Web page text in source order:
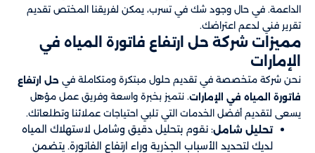
الداعمة. في حال وجود شك في تسرب، يمكن لفريقنا المختص تقديم
تقرير فني لدعم اعتراضك.
مميزات شركة حل ارتفاع فاتورة المياه في
الإمارات
نحن شركة متخصصة في تقديم حلول مبتكرة ومتكاملة في حل ارتفاع
فاتورة المياه في الإمارات. نتميز بخبرة واسعة وفريق عمل مؤهل
يسعى لتقديم أفضل الخدمات التي تلبي احتياجات عملائنا وتطلعاتك.
تحليل شامل: نقوم بتحليل دقيق وشامل لاستهلاك المياه
لديك لتحديد الأسباب الجذرية وراء ارتفاع الفاتورة. يتضمن